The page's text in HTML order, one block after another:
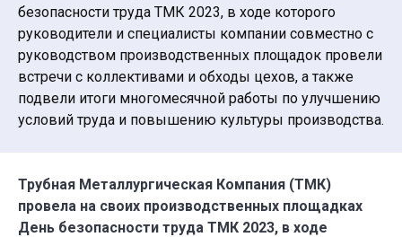
безопасности труда ТМК 2023, в ходе которого
руководители и специалисты компании совместно с
руководством производственных площадок провели
встречи с коллективами и обходы цехов, а также
подвели итоги многомесячной работы по улучшению
условий труда и повышению культуры производства.
Трубная Металлургическая Компания (ТМК)
провела на своих производственных площадках
День безопасности труда ТМК 2023, в ходе